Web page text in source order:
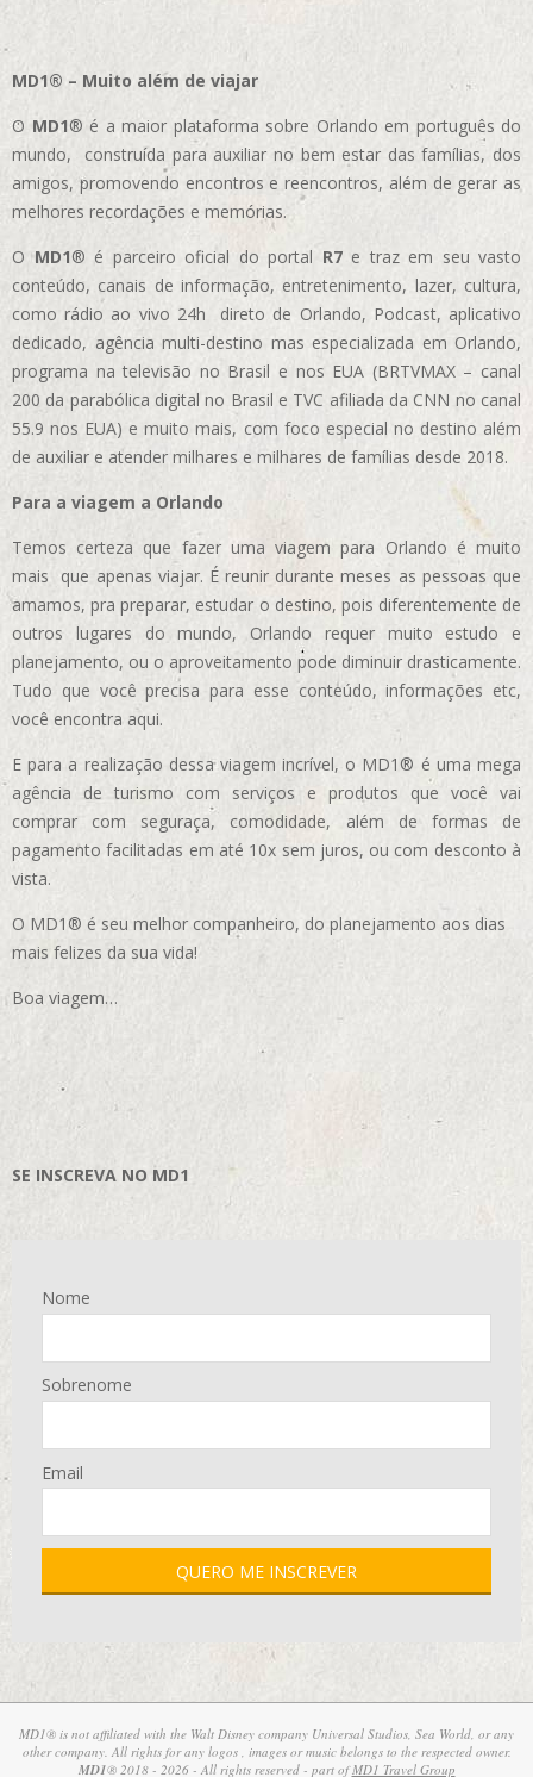
MD1® – Muito além de viajar
O MD1® é a maior plataforma sobre Orlando em português do
mundo, construída para auxiliar no bem estar das famílias, dos
amigos, promovendo encontros e reencontros, além de gerar as
melhores recordações e memórias.
OMD1® é parceiro oficial do portal R7e traz em seu vasto
conteúdo, canais de informação, entretenimento, lazer, cultura,
como rádio ao vivo 24h direto de Orlando, Podcast, aplicativo
dedicado, agência multi-destino mas especializada em Orlando,
programa na televisão no Brasil e nos EUA (BRTVMAX – canal
200 da parabólica digital no Brasil e TVC afiliada da CNN no canal
55.9 nos EUA) e muito mais, com foco especial no destino além
de auxiliar e atender milhares e milhares de famílias desde 2018.
Para a viagem a Orlando
Temos certeza que fazer uma viagem para Orlando é muito
mais que apenas viajar. É reunir durante meses as pessoas que
amamos, pra preparar, estudar o destino, pois diferentemente de
outros lugares do mundo, Orlando requer muito estudo e
planejamento, ou o aproveitamento pode diminuir drasticamente.
Tudo que você precisa para esse conteúdo, informações etc,
você encontra aqui.
E para a realização dessa viagem incrível, o MD1® é uma mega
agência de turismo com serviços e produtos que você vai
comprar com seguraça, comodidade, além de formas de
pagamento facilitadas em até 10x sem juros, ou com desconto à
vista.
O MD1® é seu melhor companheiro, do planejamento aos dias
mais felizes da sua vida!
Boa viagem…
SE INSCREVA NO MD1
Nome
Sobrenome
Email
MD1® is not affiliated with the Walt Disney company Universal Studios, Sea World, or any
other company. All rights for any logos , images or music belongs to the respected owner.
MD1® 2018 - 2026 - All rights reserved - part ofMD1 Travel Group